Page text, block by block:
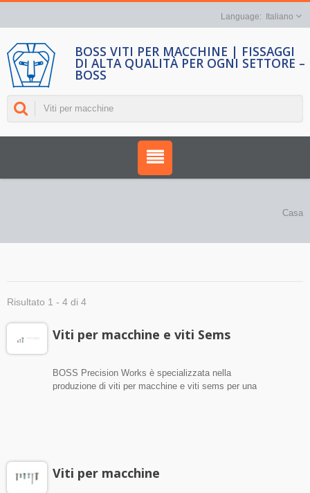
Italiano
BOSS VITI PER MACCHINE | FISSAGGI
DI ALTA QUALITÀ PER OGNI SETTORE –
BOSS
Casa
Risultato 1 - 4 di 4
Viti per macchine e viti Sems
BOSS Precision Works è specializzata nella
produzione di viti per macchine e viti sems per una
applicazioni in lamiera e applicazioni in plastica.
Viti per macchine